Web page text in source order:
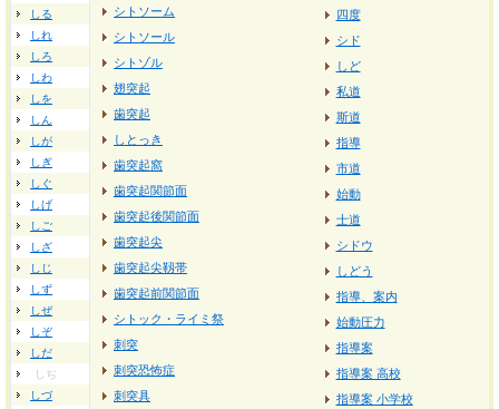
しる
しれ
しろ
しわ
しを
しん
しが
しぎ
しぐ
しげ
しご
しざ
しじ
しず
しぜ
しぞ
しだ
しぢ
しづ
シトソーム
シトソール
シトゾル
翅突起
歯突起
しとっき
歯突起窩
歯突起関節面
歯突起後関節面
歯突起尖
歯突起尖靱帯
歯突起前関節面
シトック・ライミ祭
刺突
刺突恐怖症
刺突具
四度
シド
しど
私道
斯道
指導
市道
始動
士道
シドウ
しどう
指導、案内
始動圧力
指導案
指導案 高校
指導案 小学校